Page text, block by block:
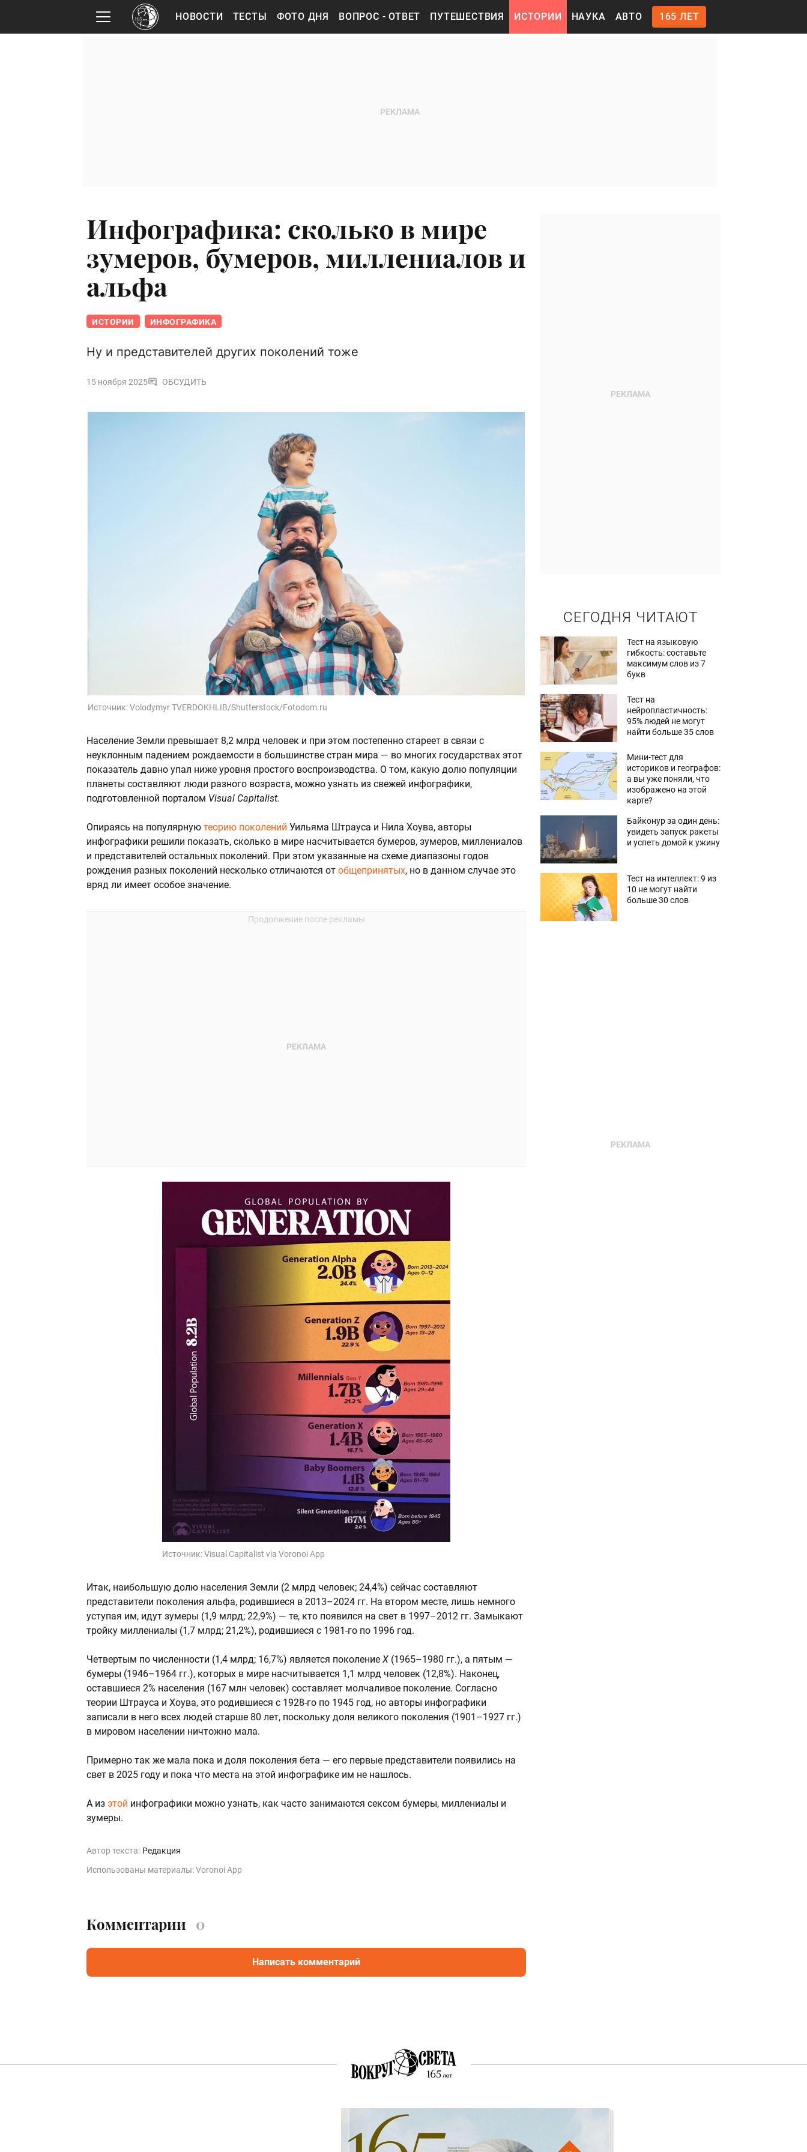
НОВОСТИ ТЕСТЫ ФОТО ДНЯ ВОПРОС - ОТВЕТ ПУТЕШЕСТВИЯ ИСТОРИИ НАУКА АВТО 165 ЛЕТ
Инфографика: сколько в мире
зумеров, бумеров, миллениалов и
альфа
ИСТОРИИ ИНФОГРАФИКА
Ну и представителей других поколений тоже
15 ноября 2025 ОБСУДИТЬ
Источник:Volodymyr TVERDOKHLIB/Shutterstock/Fotodom.ru
Население Земли превышает 8,2 млрд человек и при этом постепенно стареет в связи с
неуклонным падением рождаемости в большинстве стран мира — во многих государствах этот
показатель давно упал ниже уровня простого воспроизводства. О том, какую долю популяции
планеты составляют люди разного возраста, можно узнать из свежей инфографики,
подготовленной порталом Visual Capitalist.
Опираясь на популярную теорию поколений Уильяма Штрауса и Нила Хоува, авторы
инфографики решили показать, сколько в мире насчитывается бумеров, зумеров, миллениалов
и представителей остальных поколений. При этом указанные на схеме диапазоны годов
рождения разных поколений несколько отличаются от общепринятых, но в данном случае это
вряд ли имеет особое значение.
Источник:Visual Capitalist via Voronoi App
Итак, наибольшую долю населения Земли (2 млрд человек; 24,4%) сейчас составляют
представители поколения альфа, родившиеся в 2013–2024 гг. На втором месте, лишь немного
уступая им, идут зумеры (1,9 млрд; 22,9%) — те, кто появился на свет в 1997–2012 гг. Замыкают
тройку миллениалы (1,7 млрд; 21,2%), родившиеся с 1981-го по 1996 год.
Четвертым по численности (1,4 млрд; 16,7%) является поколение X (1965–1980 гг.), а пятым —
бумеры (1946–1964 гг.), которых в мире насчитывается 1,1 млрд человек (12,8%). Наконец,
оставшиеся 2% населения (167 млн человек) составляет молчаливое поколение. Согласно
теории Штрауса и Хоува, это родившиеся с 1928-го по 1945 год, но авторы инфографики
записали в него всех людей старше 80 лет, поскольку доля великого поколения (1901–1927 гг.)
в мировом населении ничтожно мала.
Примерно так же мала пока и доля поколения бета — его первые представители появились на
свет в 2025 году и пока что места на этой инфографике им не нашлось.
А из этой инфографики можно узнать, как часто занимаются сексом бумеры, миллениалы и
зумеры.
Автор текста: Редакция
Использованы материалы: Voronoi App
СЕГОДНЯ ЧИТАЮТ
Тест на языковую
гибкость: составьте
максимум слов из 7
букв
Тест на
нейропластичность:
95% людей не могут
найти больше 35 слов
Мини-тест для
историков и географов:
а вы уже поняли, что
изображено на этой
карте?
Байконур за один день:
увидеть запуск ракеты
и успеть домой к ужину
Тест на интеллект: 9 из
10 не могут найти
больше 30 слов
Комментарии 0
Написать комментарий